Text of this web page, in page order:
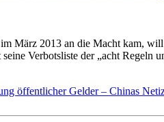
März 2013 an die Macht kam,
Verbotsliste der „acht Regeln